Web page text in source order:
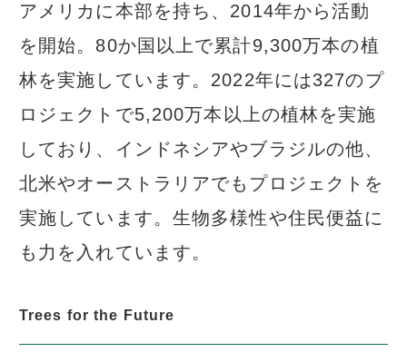
アメリカに本部を持ち、2014年から活動
を開始。80か国以上で累計9,300万本の植
林を実施しています。2022年には327のプ
ロジェクトで5,200万本以上の植林を実施
しており、インドネシアやブラジルの他、
北米やオーストラリアでもプロジェクトを
実施しています。生物多様性や住民便益に
も力を入れています。
Trees for the Future